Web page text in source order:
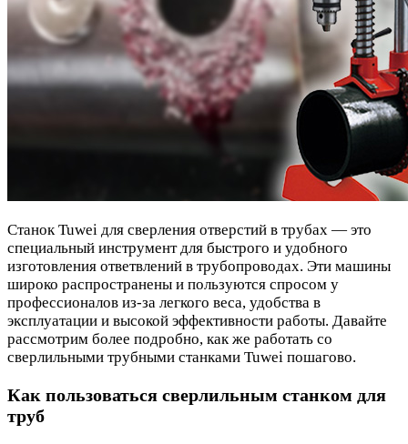
Станок Tuwei для сверления отверстий в трубах — это
специальный инструмент для быстрого и удобного
изготовления ответвлений в трубопроводах. Эти машины
широко распространены и пользуются спросом у
профессионалов из-за легкого веса, удобства в
эксплуатации и высокой эффективности работы. Давайте
рассмотрим более подробно, как же работать со
сверлильными трубными станками Tuwei пошагово.
Как пользоваться сверлильным станком для
труб